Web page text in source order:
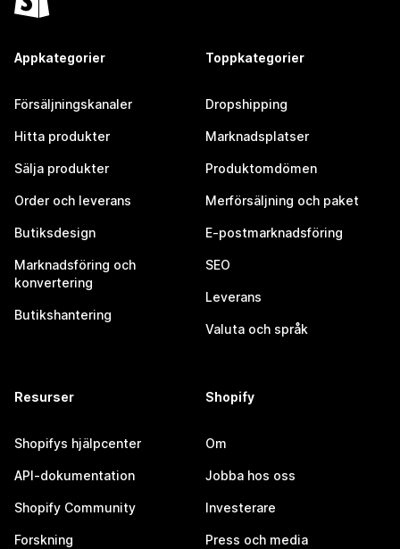
Appkategorier
Försäljningskanaler
Hitta produkter
Sälja produkter
Order och leverans
Butiksdesign
Marknadsföring och
konvertering
Butikshantering
Toppkategorier
Dropshipping
Marknadsplatser
Produktomdömen
Merförsäljning och paket
E-postmarknadsföring
SEO
Leverans
Valuta och språk
Resurser
Shopifys hjälpcenter
API-dokumentation
Shopify Community
Forskning
Shopify
Om
Jobba hos oss
Investerare
Press och media